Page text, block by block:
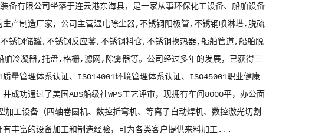
备有限公司坐落于连云港东海县，是一家从事环保化工设备、船舶设备
生产制造厂家，公司主营湿电除尘器,不锈钢阳极管,不锈钢喷淋塔,脱硫
锈钢储罐,不锈钢反应釜,不锈钢料仓,不锈钢换热器,船舶管道,船舶脱
冷凝器,托盘,格栅,滤网,除雾器等。公司经过多年的发展，已获得三
量管理体系认证、ISO14001环境管理体系认证、ISO45001职业健康
成功通过了美国ABS船级社WPS工艺评审，现拥有车间8000平，办公面
加工设备（四轴卷圆机、数控折弯机、等离子自动焊机、数控激光切割
有丰富的设备加工和制造经验，可为各类客户提供来料加工...